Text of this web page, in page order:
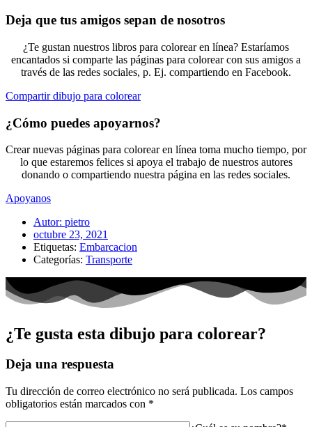
Deja que tus amigos sepan de nosotros
¿Te gustan nuestros libros para colorear en línea? Estaríamos
encantados si comparte las páginas para colorear con sus amigos a
través de las redes sociales, p. Ej. compartiendo en Facebook.
Compartir dibujo para colorear
¿Cómo puedes apoyarnos?
Crear nuevas páginas para colorear en línea toma mucho tiempo, por
lo que estaremos felices si apoya el trabajo de nuestros autores
donando o compartiendo nuestra página en las redes sociales.
Apoyanos
Autor: pietro
octubre 23, 2021
Etiquetas: Embarcacion
Categorías: Transporte
¿Te gusta esta dibujo para colorear?
Deja una respuesta
Tu dirección de correo electrónico no será publicada. Los campos
obligatorios están marcados con *